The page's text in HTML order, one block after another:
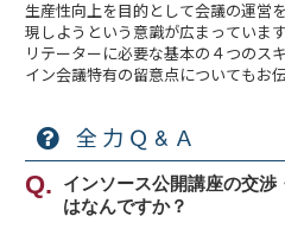
生産性向上を目的として会議の運営
現しようという意識が広まっていま
リテーターに必要な基本の４つのス
イン会議特有の留意点についてもお
全力Ｑ&Ａ
インソース公開講座の交渉
はなんですか？